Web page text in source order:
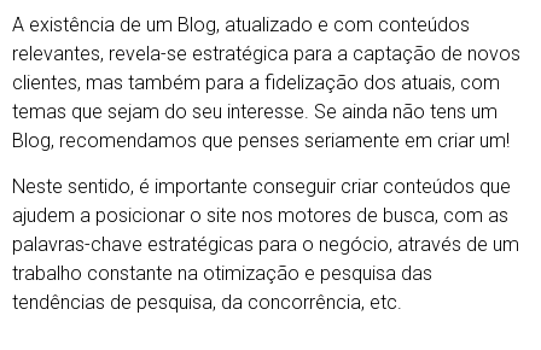
A existência de um Blog, atualizado e com conteúdos
relevantes, revela-se estratégica para a captação de novos
clientes, mas também para a fidelização dos atuais, com
temas que sejam do seu interesse. Se ainda não tens um
Blog, recomendamos que penses seriamente em criar um!
Neste sentido, é importante conseguir criar conteúdos que
ajudem a posicionar o site nos motores de busca, com as
palavras-chave estratégicas para o negócio, através de um
trabalho constante na otimização e pesquisa das
tendências de pesquisa, da concorrência, etc.